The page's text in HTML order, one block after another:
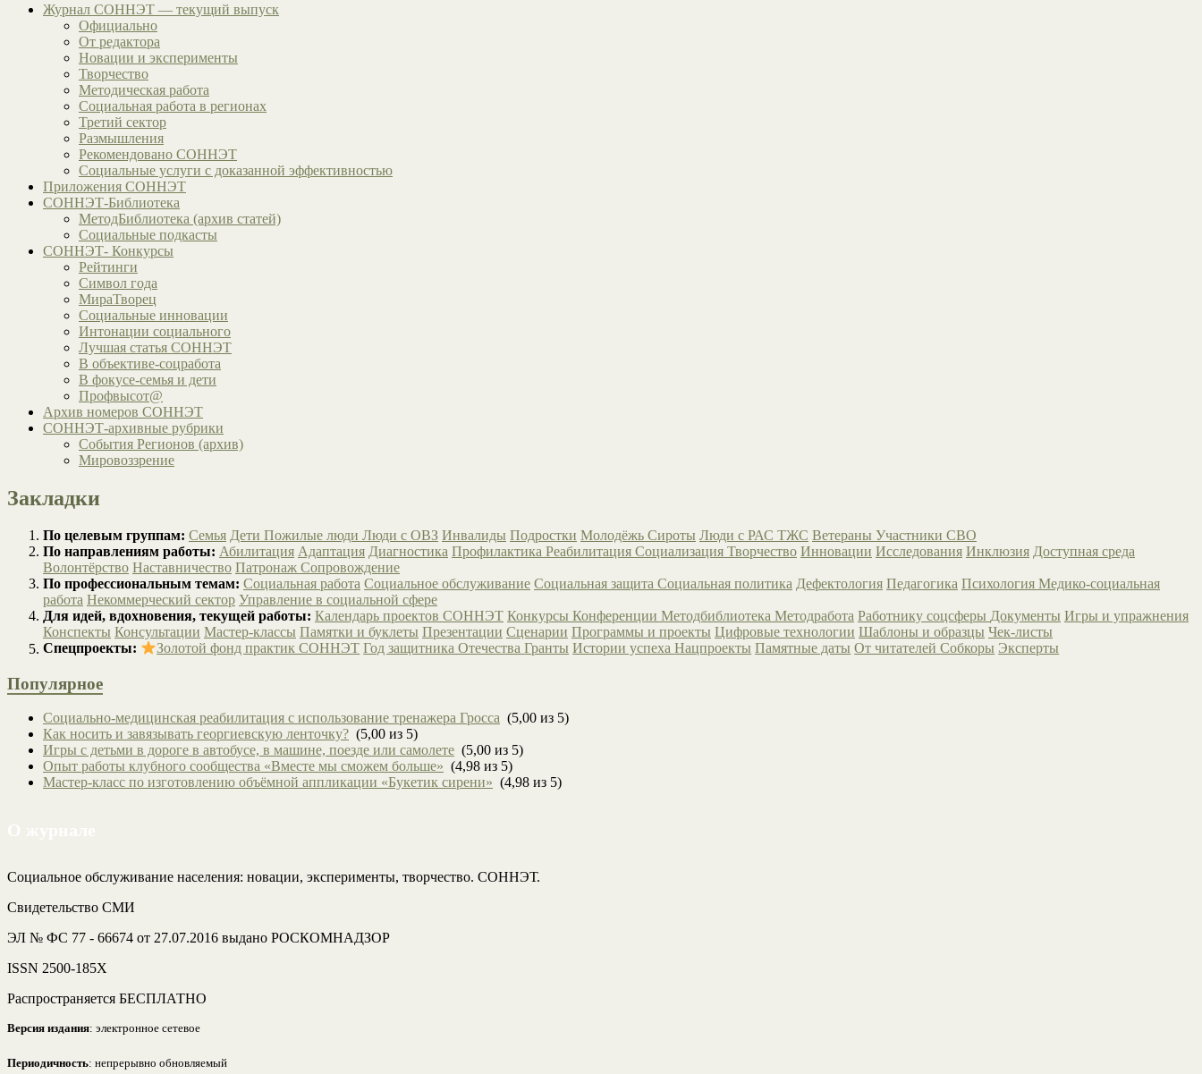
Журнал СОННЭТ — текущий выпуск
Официально
От редактора
Новации и эксперименты
Творчество
Методическая работа
Социальная работа в регионах
Третий сектор
Размышления
Рекомендовано СОННЭТ
Социальные услуги с доказанной эффективностью
Приложения СОННЭТ
СОННЭТ-Библиотека
МетодБиблиотека (архив статей)
Социальные подкасты
СОННЭТ- Конкурсы
Рейтинги
Символ года
МираТворец
Социальные инновации
Интонации социального
Лучшая статья СОННЭТ
В объективе-соцработа
В фокусе-семья и дети
Профвысот@
Архив номеров СОННЭТ
СОННЭТ-архивные рубрики
События Регионов (архив)
Мировоззрение
Закладки
По целевым группам: Семья Дети Пожилые люди Люди с ОВЗ Инвалиды Подростки Молодёжь Сироты Люди с РАС ТЖС Ветераны Участники СВО
По направлениям работы: Абилитация Адаптация Диагностика Профилактика Реабилитация Социализация Творчество Инновации Исследования Инклюзия Доступная среда
Волонтёрство Наставничество Патронаж Сопровождение
По профессиональным темам: Социальная работа Социальное обслуживание Социальная защита Социальная политика Дефектология Педагогика Психология Медико-социальная
работа Некоммерческий сектор Управление в социальной сфере
Для идей, вдохновения, текущей работы: Календарь проектов СОННЭТ Конкурсы Конференции Методбиблиотека Методработа Работнику соцсферы Документы Игры и упражнения
Конспекты Консультации Мастер-классы Памятки и буклеты Презентации Сценарии Программы и проекты Цифровые технологии Шаблоны и образцы Чек-листы
Спецпроекты:
Золотой фонд практик СОННЭТ Год защитника ОтечестваГранты Истории успехаНацпроекты Памятные даты От читателейСобкоры Эксперты
Популярное
Социально-медицинская реабилитация с использование тренажера Гросса (5,00 из 5)
Как носить и завязывать георгиевскую ленточку? (5,00 из 5)
Игры с детьми в дороге в автобусе, в машине, поезде или самолете (5,00 из 5)
Опыт работы клубного сообщества «Вместе мы сможем больше» (4,98 из 5)
Мастер-класс по изготовлению объёмной аппликации «Букетик сирени» (4,98 из 5)
Социальное обслуживание населения: новации, эксперименты, творчество. СОННЭТ.
Свидетельство СМИ
ЭЛ № ФС 77 - 66674 от 27.07.2016 выдано РОСКОМНАДЗОР
ISSN 2500-185Х
Распространяется БЕСПЛАТНО
Версия издания: электронное сетевое
Периодичность: непрерывно обновляемый